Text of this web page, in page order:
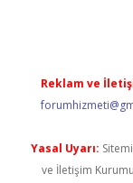
Reklam ve
Yasal Uyarı:
ve İletişim